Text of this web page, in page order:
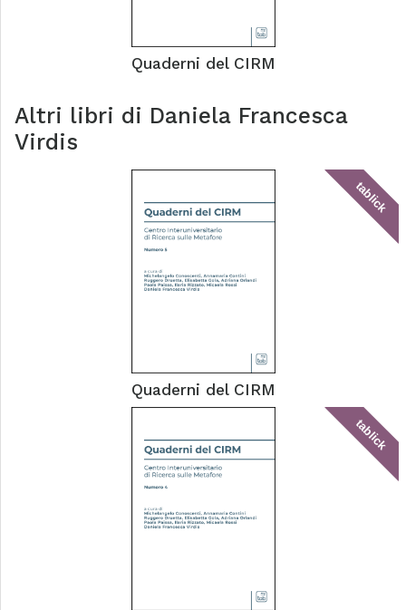
Quaderni del CIRM
Altri libri di Daniela Francesca
Virdis
tablick
Quaderni del CIRM
tablick